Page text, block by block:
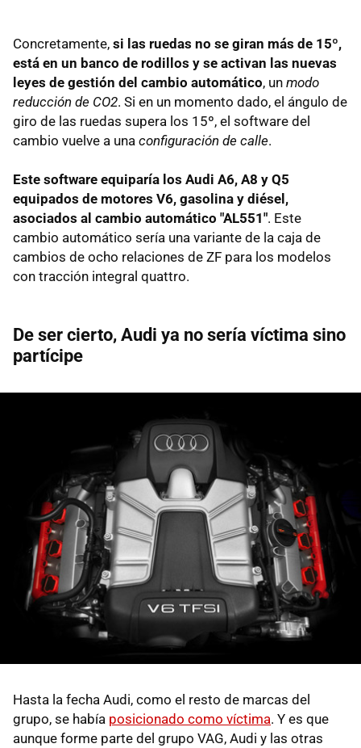
Concretamente, si las ruedas no se giran más de 15º,
está en un banco de rodillos y se activan las nuevas
leyes de gestión del cambio automático, un modo
reducción de CO2. Si en un momento dado, el ángulo de
giro de las ruedas supera los 15º, el software del
cambio vuelve a una configuración de calle.
Este software equiparía los Audi A6, A8 y Q5
equipados de motores V6, gasolina y diésel,
asociados al cambio automático "AL551". Este
cambio automático sería una variante de la caja de
cambios de ocho relaciones de ZF para los modelos
con tracción integral quattro.
De ser cierto, Audi ya no sería víctima sino
partícipe
Hasta la fecha Audi, como el resto de marcas del
grupo, se había posicionado como víctima. Y es que
aunque forme parte del grupo VAG, Audi y las otras